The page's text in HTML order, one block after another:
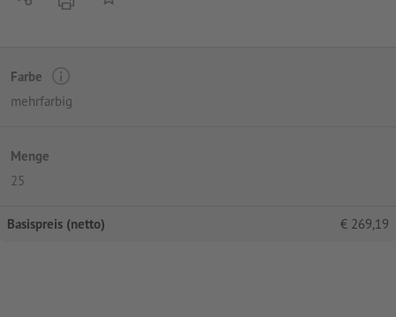
Farbe
mehrfarbig
Menge
25
Basispreis (netto) € 269,19